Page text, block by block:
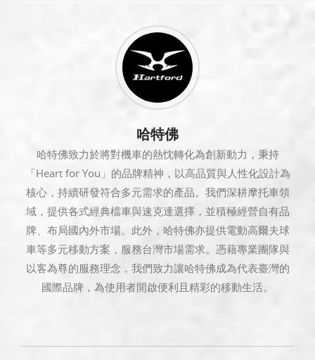
哈特佛
哈特佛致力於將對機車的熱忱轉化為創新動力，秉持
「Heart for You」的品牌精神，以高品質與人性化設計為
核心，持續研發符合多元需求的產品。我們深耕摩托車領
域，提供各式經典檔車與速克達選擇，並積極經營自有品
牌、布局國內外市場。此外，哈特佛亦提供電動高爾夫球
車等多元移動方案，服務台灣市場需求。憑藉專業團隊與
以客為尊的服務理念，我們致力讓哈特佛成為代表臺灣的
國際品牌，為使用者開啟便利且精彩的移動生活。